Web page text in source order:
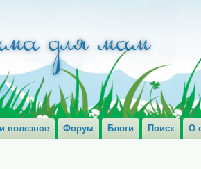
полезное Форум Блоги Поиск О